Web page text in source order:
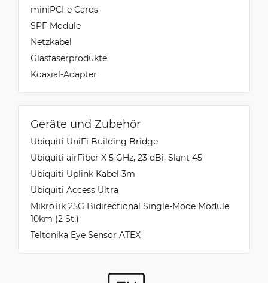
miniPCI-e Cards
SPF Module
Netzkabel
Glasfaserprodukte
Koaxial-Adapter
Geräte und Zubehör
Ubiquiti UniFi Building Bridge
Ubiquiti airFiber X 5 GHz, 23 dBi, Slant 45
Ubiquiti Uplink Kabel 3m
Ubiquiti Access Ultra
MikroTik 25G Bidirectional Single-Mode Module
10km (2 St.)
Teltonika Eye Sensor ATEX